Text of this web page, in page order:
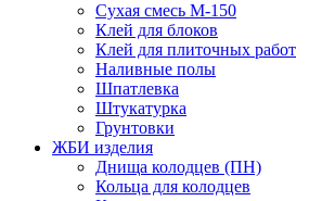
Сухая смесь М-150
Клей для блоков
Клей для плиточных работ
Наливные полы
Шпатлевка
Штукатурка
Грунтовки
ЖБИ изделия
Днища колодцев (ПН)
Кольца для колодцев